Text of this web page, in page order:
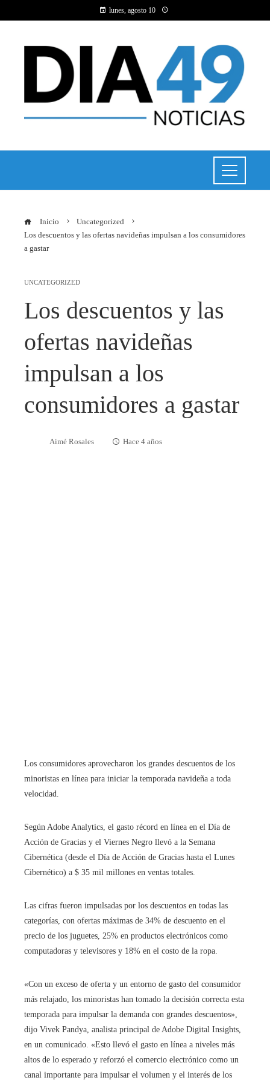
lunes, agosto 10
Inicio
Uncategorized
Los descuentos y las ofertas navideñas impulsan a los consumidores
a gastar
UNCATEGORIZED
Los descuentos y las
ofertas navideñas
impulsan a los
consumidores a gastar
Aimé Rosales Hace 4 años
Los consumidores aprovecharon los grandes descuentos de los
minoristas en línea para iniciar la temporada navideña a toda
velocidad.
Según Adobe Analytics, el gasto récord en línea en el Día de
Acción de Gracias y el Viernes Negro llevó a la Semana
Cibernética (desde el Día de Acción de Gracias hasta el Lunes
Cibernético) a $ 35 mil millones en ventas totales.
Las cifras fueron impulsadas por los descuentos en todas las
categorías, con ofertas máximas de 34% de descuento en el
precio de los juguetes, 25% en productos electrónicos como
computadoras y televisores y 18% en el costo de la ropa.
«Con un exceso de oferta y un entorno de gasto del consumidor
más relajado, los minoristas han tomado la decisión correcta esta
temporada para impulsar la demanda con grandes descuentos»,
dijo Vivek Pandya, analista principal de Adobe Digital Insights,
en un comunicado. «Esto llevó el gasto en línea a niveles más
altos de lo esperado y reforzó el comercio electrónico como un
canal importante para impulsar el volumen y el interés de los